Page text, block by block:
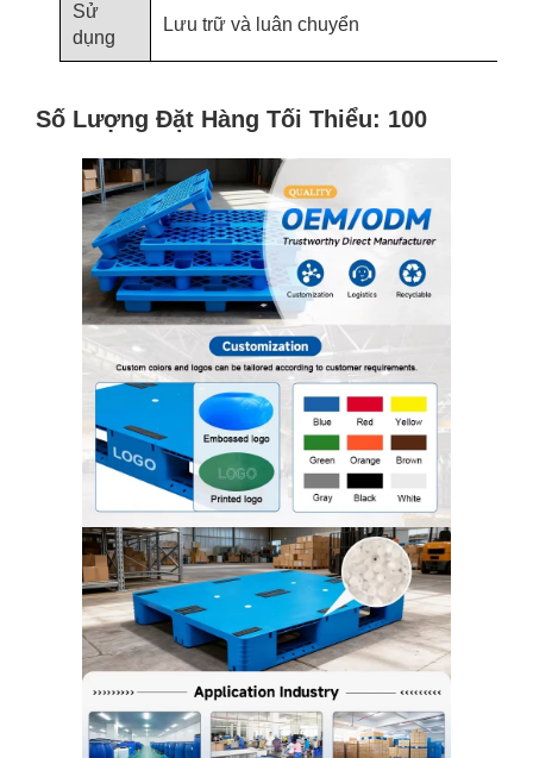
Sử
dụng
Lưu trữ và luân chuyển
Số Lượng Đặt Hàng Tối Thiểu: 100